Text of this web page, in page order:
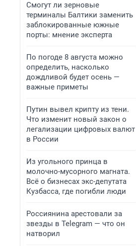
Смогут ли зерновые
терминалы Балтики заменить
заблокированные южные
порты: мнение эксперта
По погоде 8 августа можно
определить, насколько
дождливой будет осень —
важные приметы
Путин вывел крипту из тени.
Что изменит новый закон о
легализации цифровых валют
в России
Из угольного принца в
молочно-мусорного магната.
Всё о бизнесах экс-депутата
Кузбасса, где погибли люди
Россиянина арестовали за
звезды в Telegram — что он
натворил